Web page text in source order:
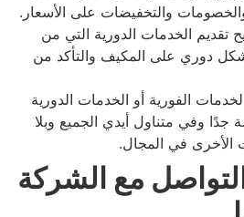
والتخفيضات على الأسعار.
الخدمات الدورية التي من
دوري على المكيف والتأكد من
الفورية أو الخدمات الدورية
وفي متناول أيدي الجميع وبلا
في المجال.
مع الشركة